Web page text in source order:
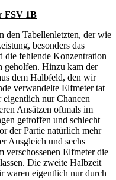
FSV 1B
den Tabellenletzten, der wie
besonders das
die fehlende Konzentration
geholfen. Hinzu kam der
dem Halbfeld, den wir
verwandelte Elfmeter tat
nur Chancen
Ansätzen oftmals im
getroffen und schlecht
der Partie natürlich mehr
Ausgleich und sechs
verschossenen Elfmeter die
Die zweite Halbzeit
waren eigentlich nur durch